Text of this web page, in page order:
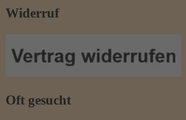
Widerruf
Oft gesucht